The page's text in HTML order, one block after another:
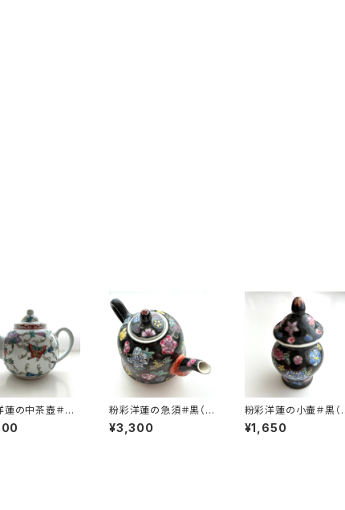
蓮の中茶壺＃白
景徳鎮デッドス
粉彩洋蓮の急須＃黒（8
0年代景徳鎮デッドスト
ック）
¥3,300
粉彩洋蓮の小壷＃黒（8
0年代景徳鎮デッドスト
ック）
¥1,650